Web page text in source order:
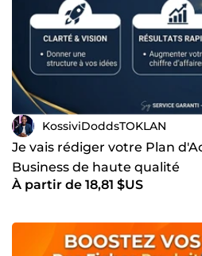
KossiviDoddsTOKLAN
Je vais rédiger votre Plan
Business de haute qualité
À partir de 18,81 $US